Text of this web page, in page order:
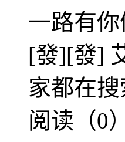
一路有
[發][發]
家都在
阅读（0）